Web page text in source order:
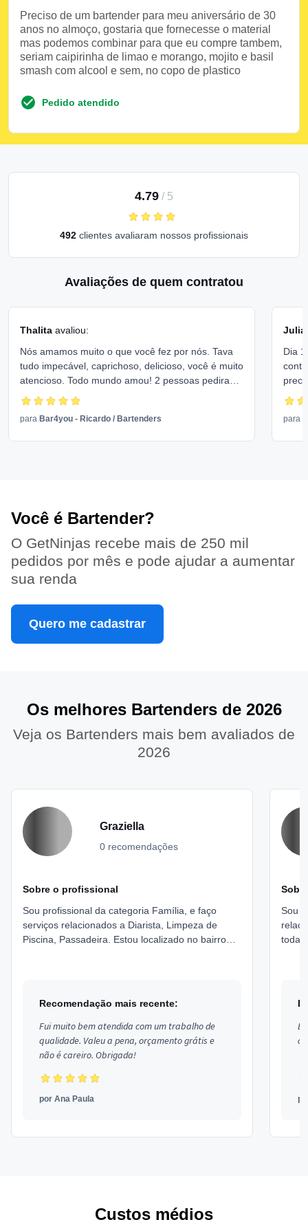
Preciso de um bartender para meu aniversário de 30
anos no almoço, gostaria que fornecesse o material
mas podemos combinar para que eu compre tambem,
seriam caipirinha de limao e morango, mojito e basil
smash com alcool e sem, no copo de plastico
Pedido atendido
4.79 / 5
492 clientes avaliaram nossos profissionais
Avaliações de quem contratou
Thalita avaliou:
Nós amamos muito o que você fez por nós. Tava
tudo impecável, caprichoso, delicioso, você é muito
atencioso. Todo mundo amou! 2 pessoas pediram
o contato, eu quero fazer no meu aniversário em
para Bar4you - Ricardo / Bartenders
Dia
para
Você é Bartender?
O GetNinjas recebe mais de 250 mil
pedidos por mês e pode ajudar a aumentar
sua renda
Quero me cadastrar
Os melhores Bartenders de 2026
Veja os Bartenders mais bem avaliados de
2026
Graziella
0 recomendações
Sobre o profissional
Sou profissional da categoria Família, e faço
serviços relacionados a Diarista, Limpeza de
Piscina, Passadeira. Estou localizado no bairro
Recomendação mais recente:
Fui muito bem atendida com um trabalho de
qualidade. Valeu a pena, orçamento grátis e
não é careiro. Obrigada!
por Ana Paula
Sou
toda
Custos médios